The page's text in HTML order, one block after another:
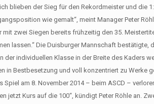
blieben der Sieg für den Rekordmeister und die
wie gemalt“, meint Manager Peter
mit zwei Siegen bereits frühzeitig den 35.
lassen.“ Die Duisburger Mannschaft
der individuellen Klasse in der Breite des Kaders
in Bestbesetzung und voll konzentriert zu Werke
Spiel am 8. November 2014 – beim ASCD –
jetzt Kurs auf die 100“, kündigt Peter Röhle an.